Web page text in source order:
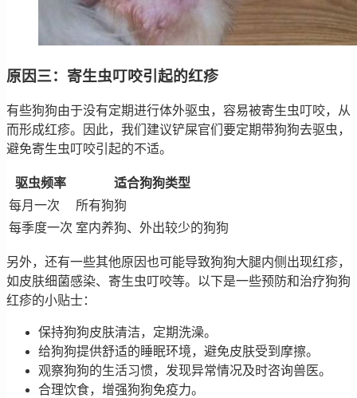
原因三：寄生虫叮咬引起的红疹
有些狗狗由于没有定期进行体外驱虫，容易被寄生虫叮咬，从
而形成红疹。因此，我们建议铲屎官们要定期带狗狗去驱虫，
避免寄生虫叮咬引起的不适。
驱虫频率
适合狗狗类型
每月一次
所有狗狗
每季度一次 室内养狗、外出较少的狗狗
另外，还有一些其他原因也可能导致狗狗大腿内侧出现红疹，
如皮肤细菌感染、寄生虫叮咬等。以下是一些预防和治疗狗狗
红疹的小贴士：
保持狗狗皮肤清洁，定期洗澡。
给狗狗提供舒适的睡眠环境，避免皮肤受到摩擦。
观察狗狗的生活习惯，发现异常情况及时咨询兽医。
合理饮食，增强狗狗免疫力。